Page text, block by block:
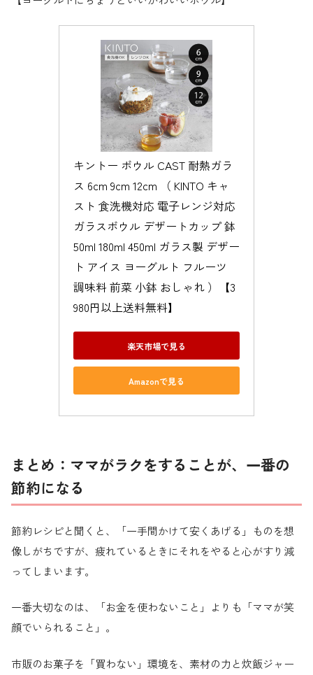
キントー ボウル CAST 耐熱ガラ
ス 6cm 9cm 12cm （ KINTO キャ
スト 食洗機対応 電子レンジ対応
ガラスボウル デザートカップ 鉢
50ml 180ml 450ml ガラス製 デザー
ト アイス ヨーグルト フルーツ
調味料 前菜 小鉢 おしゃれ ）【3
980円以上送料無料】
楽天市場で見る
Amazonで見る
まとめ：ママがラクをすることが、一番の
節約になる
節約レシピと聞くと、「一手間かけて安くあげる」ものを想
像しがちですが、疲れているときにそれをやると心がすり減
ってしまいます。
一番大切なのは、「お金を使わないこと」よりも「ママが笑
顔でいられること」。
市販のお菓子を「買わない」環境を、素材の力と炊飯ジャー